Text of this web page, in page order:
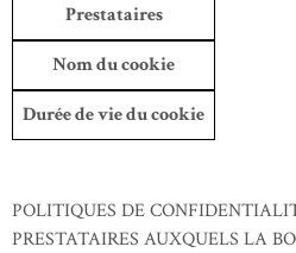
Prestataires
Nom du cookie
Durée de vie du cookie
POLITIQUES DE
PRESTATAIRES AUXQUELS LA